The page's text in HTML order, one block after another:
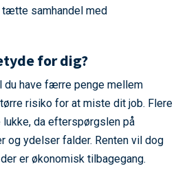
samhandel med
for dig?
du have færre penge mellem
risiko for at miste dit job. Flere
da efterspørgslen på
og ydelser falder. Renten vil dog
er økonomisk tilbagegang.